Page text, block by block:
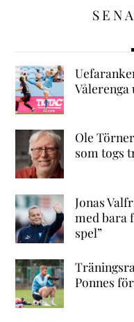
Ole
som togs
Jonas
med bara
spel”
Ponnes